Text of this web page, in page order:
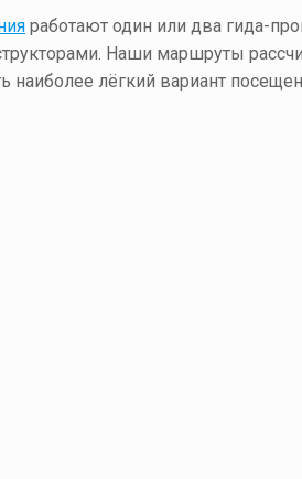
работают один или два гида-
Наши маршруты
лёгкий вариант